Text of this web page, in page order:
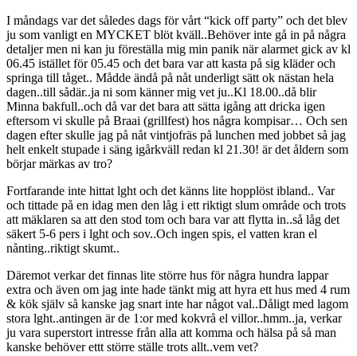
I måndags var det således dags för vårt “kick off party” och det blev
ju som vanligt en MYCKET blöt kväll..Behöver inte gå in på några
detaljer men ni kan ju föreställa mig min panik när alarmet gick av kl
06.45 istället för 05.45 och det bara var att kasta på sig kläder och
springa till tåget.. Mådde ändå på nåt underligt sätt ok nästan hela
dagen..till sådär..ja ni som känner mig vet ju..Kl 18.00..då blir
Minna bakfull..och då var det bara att sätta igång att dricka igen
eftersom vi skulle på Braai (grillfest) hos några kompisar… Och sen
dagen efter skulle jag på nåt vintjofräs på lunchen med jobbet så jag
helt enkelt stupade i säng igårkväll redan kl 21.30! är det åldern som
börjar märkas av tro?
Fortfarande inte hittat lght och det känns lite hopplöst ibland.. Var
och tittade på en idag men den låg i ett riktigt slum område och trots
att mäklaren sa att den stod tom och bara var att flytta in..så låg det
säkert 5-6 pers i lght och sov..Och ingen spis, el vatten kran el
nånting..riktigt skumt..
Däremot verkar det finnas lite större hus för några hundra lappar
extra och även om jag inte hade tänkt mig att hyra ett hus med 4 rum
& kök själv så kanske jag snart inte har något val..Dåligt med lagom
stora lght..antingen är de 1:or med kokvrå el villor..hmm..ja, verkar
ju vara superstort intresse från alla att komma och hälsa på så man
kanske behöver ettt större ställe trots allt..vem vet?